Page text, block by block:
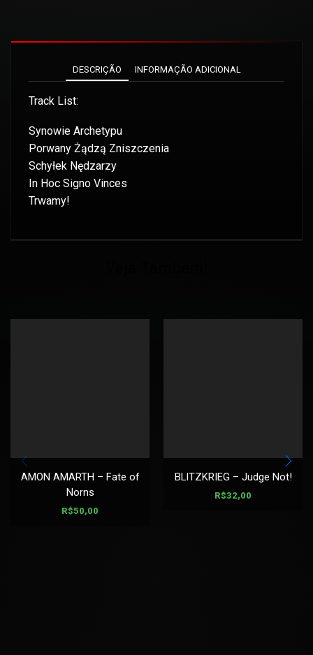
DESCRIÇÃO INFORMAÇÃO ADICIONAL
Track List:
Synowie Archetypu
Porwany Żądzą Zniszczenia
Schyłek Nędzarzy
In Hoc Signo Vinces
Trwamy!
AMON AMARTH – Fate of
Norns
R$50,00
BLITZKRIEG – Judge Not!
R$32,00